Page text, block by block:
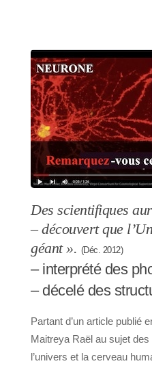
Des scientifiques
– découvert que
géant ». (Déc. 2012)
– interprété des
– décelé des
Partant d’un article publié
Maitreya Raël au sujet
l’univers et la cerveau